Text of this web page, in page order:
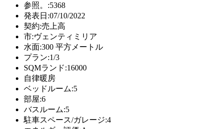
参照。:5368
発表日:07/10/2022
契約:売上高
市:ヴェンティミリア
水面:300 平方メートル
プラン:1/3
SQMランド:16000
自律暖房
ベッドルーム:5
部屋:6
バスルーム:5
駐車スペース/ガレージ:4